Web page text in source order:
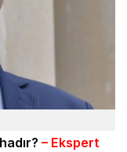
– Ekspert